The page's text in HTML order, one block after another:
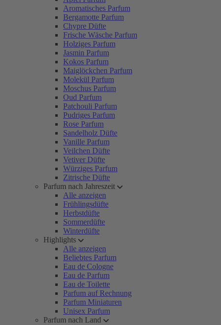
Aromatisches Parfum
Bergamotte Parfum
Chypre Düfte
Frische Wäsche Parfum
Holziges Parfum
Jasmin Parfum
Kokos Parfum
Maiglöckchen Parfum
Molekül Parfum
Moschus Parfum
Oud Parfum
Patchouli Parfum
Pudriges Parfum
Rose Parfum
Sandelholz Düfte
Vanille Parfum
Veilchen Düfte
Vetiver Düfte
Würziges Parfum
Zitrische Düfte
Parfum nach Jahreszeit
Alle anzeigen
Frühlingsdüfte
Herbstdüfte
Sommerdüfte
Winterdüfte
Highlights
Alle anzeigen
Beliebtes Parfum
Eau de Cologne
Eau de Parfum
Eau de Toilette
Parfum auf Rechnung
Parfum Miniaturen
Unisex Parfum
Parfum nach Land